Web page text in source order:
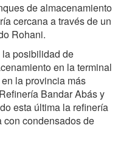
de almacenamiento
cercana a través de un
Rohani.
posibilidad de
en la terminal
la provincia más
Bandar Abás y
esta última la refinería
con condensados ​​de